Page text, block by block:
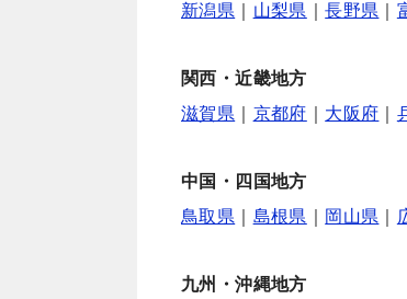
新潟県
山梨県 ｜長野県
関西・近畿地方
滋賀県
京都府 大阪府
中国・四国地方
鳥取県
島根県 岡山県
九州・沖縄地方